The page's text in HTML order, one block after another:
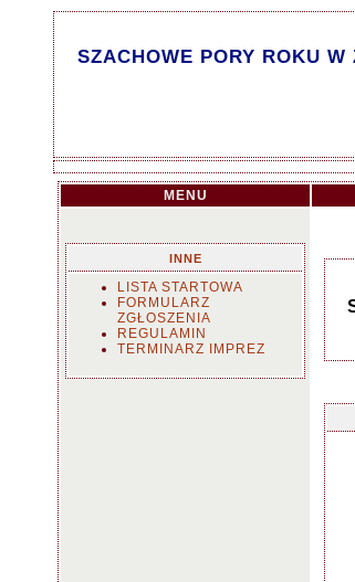
SZACHOWE PORY ROKU
MENU
INNE
LISTA STARTOWA
FORMULARZ
ZGŁOSZENIA
REGULAMIN
TERMINARZ IMPREZ